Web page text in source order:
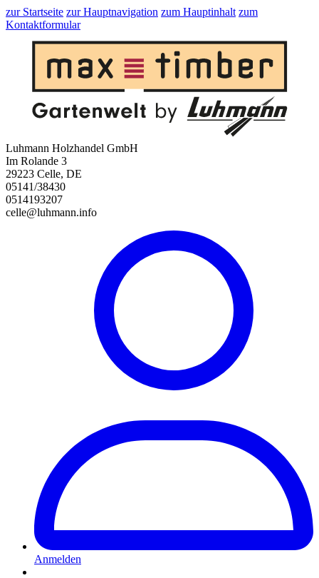
zur Startseite zur Hauptnavigation zum Hauptinhalt zum
Kontaktformular
Luhmann Holzhandel GmbH
Im Rolande 3
29223 Celle, DE
05141/38430
0514193207
celle@luhmann.info
Anmelden